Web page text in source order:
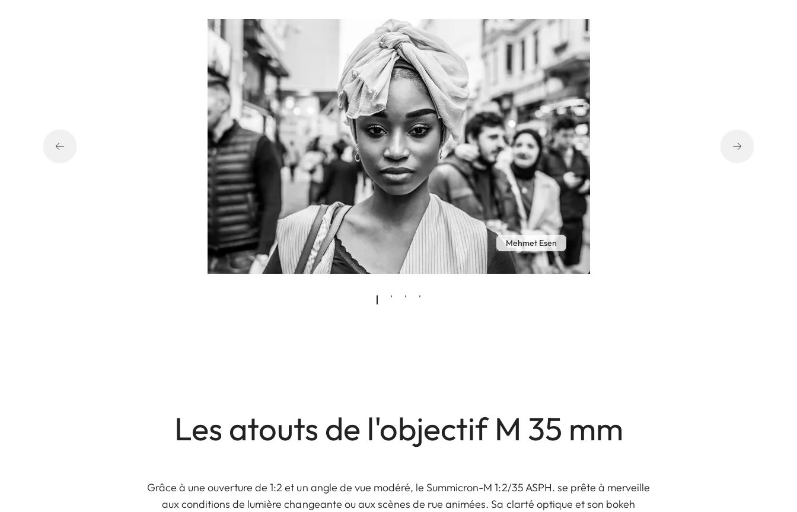
Mehmet Esen
Les atouts de l'objectif M 35 mm
Grâce à une ouverture de 1:2 et un angle de vue modéré, le Summicron-M 1:2/35 ASPH. se prête à merveille
aux conditions de lumière changeante ou aux scènes de rue animées. Sa clarté optique et son bokeh